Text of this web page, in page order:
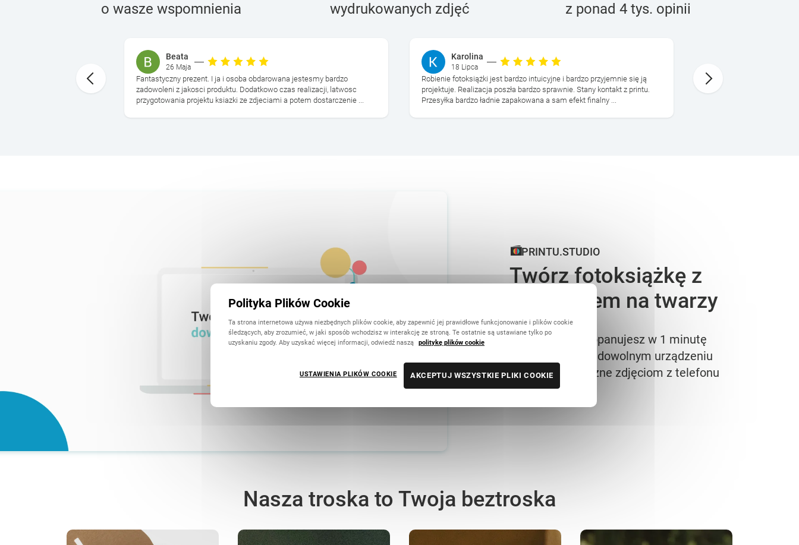
o wasze wspomnienia
wydrukowanych zdjęć
z ponad 4 tys. opinii
wzruszone, po
Beata
26 Maja
Fantastyczny prezent. I ja i osoba obdarowana jestesmy bardzo
zadowoleni z jakosci produktu. Dodatkowo czas realizacji, latwosc
przygotowania projektu ksiazki ze zdjeciami a potem dostarczenie ...
Karolina
18 Lipca
Robienie fotoksiążki jest bardzo intuicyjne i bardzo przyjemnie się ją
projektuje. Realizacja poszła bardzo sprawnie. Stany kontakt z printu.
Przesyłka bardzo ładnie zapakowana a sam efekt finalny ...
Jestem bardzo
przyjemnoscia. Bałam
PRINTU.STUDIO
Twórz fotoksiążkę z
uśmiechem na twarzy
Edytor, który opanujesz w 1 minutę
Tworzenie na dowolnym urządzeniu
Układy przyjazne zdjęciom z telefonu
Nasza troska to Twoja beztroska
Polityka Plików Cookie
Ta strona internetowa używa niezbędnych plików cookie, aby zapewnić jej prawidłowe funkcjonowanie i plików cookie
śledzących, aby zrozumieć, w jaki sposób wchodzisz w interakcję ze stroną. Te ostatnie są ustawiane tylko po
uzyskaniu zgody. Aby uzyskać więcej informacji, odwiedź naszą politykę plików cookie
USTAWIENIA PLIKÓW COOKIE AKCEPTUJ WSZYSTKIE PLIKI COOKIE